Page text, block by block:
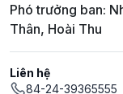
Phó trưởng ban:
Thân, Hoài Thu
Liên hệ
84-24-39365555